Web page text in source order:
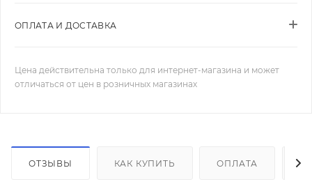
ОПЛАТА И ДОСТАВКА
Цена действительна только для интернет-магазина и может
отличаться от цен в розничных магазинах
ОТЗЫВЫ КАК КУПИТЬ ОПЛАТА